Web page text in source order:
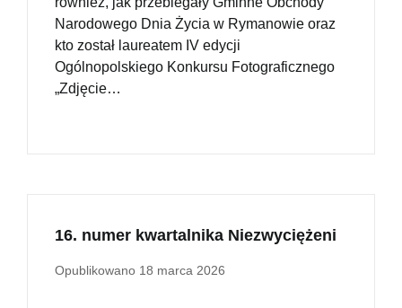
Narodowego Dnia Życia w Rymanowie oraz
kto został laureatem IV edycji
Ogólnopolskiego Konkursu Fotograficznego
„Zdjęcie…
16. numer kwartalnika Niezwyciężeni
Opublikowano 18 marca 2026